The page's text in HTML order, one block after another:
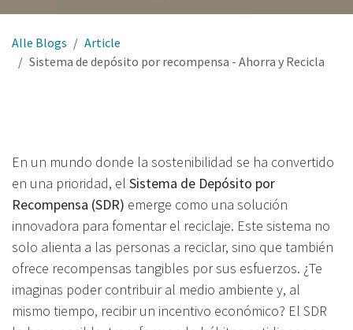
Alle Blogs
Article
Sistema de depósito por recompensa - Ahorra y Recicla
En un mundo donde la sostenibilidad se ha convertido
en una prioridad, el Sistema de Depósito por
Recompensa (SDR) emerge como una solución
innovadora para fomentar el reciclaje. Este sistema no
solo alienta a las personas a reciclar, sino que también
ofrece recompensas tangibles por sus esfuerzos. ¿Te
imaginas poder contribuir al medio ambiente y, al
mismo tiempo, recibir un incentivo económico? El SDR